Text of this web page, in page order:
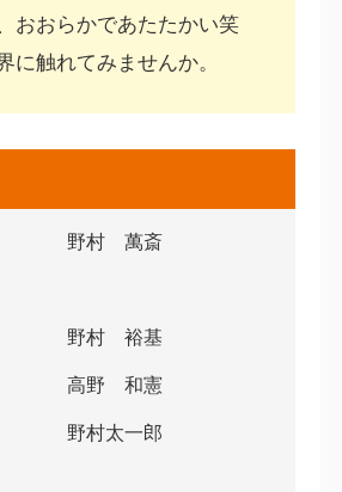
おおらかであたたかい笑
に触れてみませんか。
野村 萬斎
野村 裕基
高野 和憲
野村太一郎